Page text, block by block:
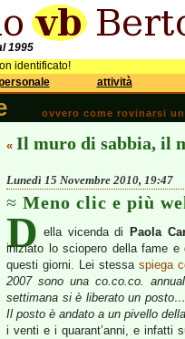
1995
identificato!
attività
ovvero come rovinarsi
« Il muro di sabbia, il
Lunedì 15 Novembre 2010, 19:47
Meno clic e più
D ella vicenda di
Paola
iniziato lo sciopero della fame e
questi giorni. Lei stessa spiega
2007 sono una co.co.co.
settimana si è liberato un
Il posto è andato a un pivello
i venti e i quarant’anni, e infatti